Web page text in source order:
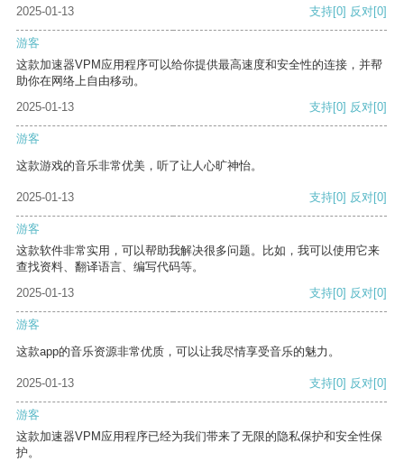
2025-01-13
支持[0] 反对[0]
游客
这款加速器VPM应用程序可以给你提供最高速度和安全性的连接，并帮
助你在网络上自由移动。
2025-01-13
支持[0] 反对[0]
游客
这款游戏的音乐非常优美，听了让人心旷神怡。
2025-01-13 支持[0] 反对[0]
游客
这款软件非常实用，可以帮助我解决很多问题。比如，我可以使用它来
查找资料、翻译语言、编写代码等。
2025-01-13
支持[0] 反对[0]
游客
这款app的音乐资源非常优质，可以让我尽情享受音乐的魅力。
2025-01-13 支持[0] 反对[0]
游客
这款加速器VPM应用程序已经为我们带来了无限的隐私保护和安全性保
护。